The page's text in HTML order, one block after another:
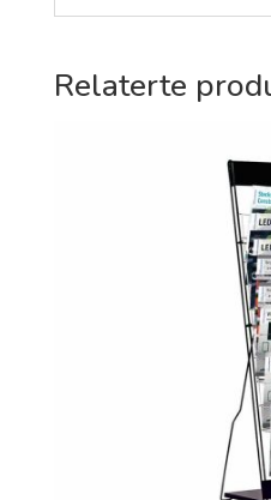
Relaterte